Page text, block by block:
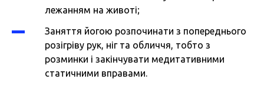
лежанням на животі;
Заняття йогою розпочинати з попереднього
розігріву рук, ніг та обличчя, тобто з
розминки і закінчувати медитативними
статичними вправами.